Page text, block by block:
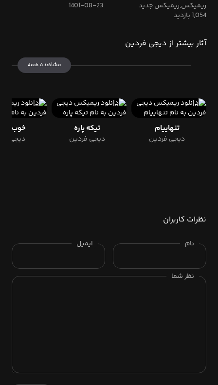
ریمیکس,ریمیکس جدید
1401-08-23
1,054 بازدید
آثار بیشتر از دیجی فردین
مشاهده همه
تنهاییام
دیجی فردین
تیکه پاره
دیجی فردین
خوب
دیجی
نظرات کاربران
نام ایمیل
نظر شما